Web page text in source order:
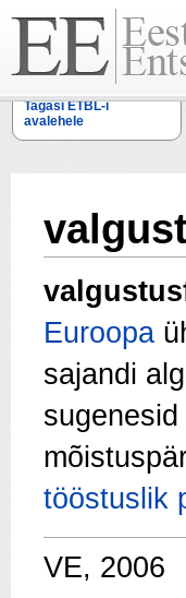
Tagasi ETBL-i
avalehele
Euroopa
sajandi
sugenesid
tööstuslik
VE, 2006